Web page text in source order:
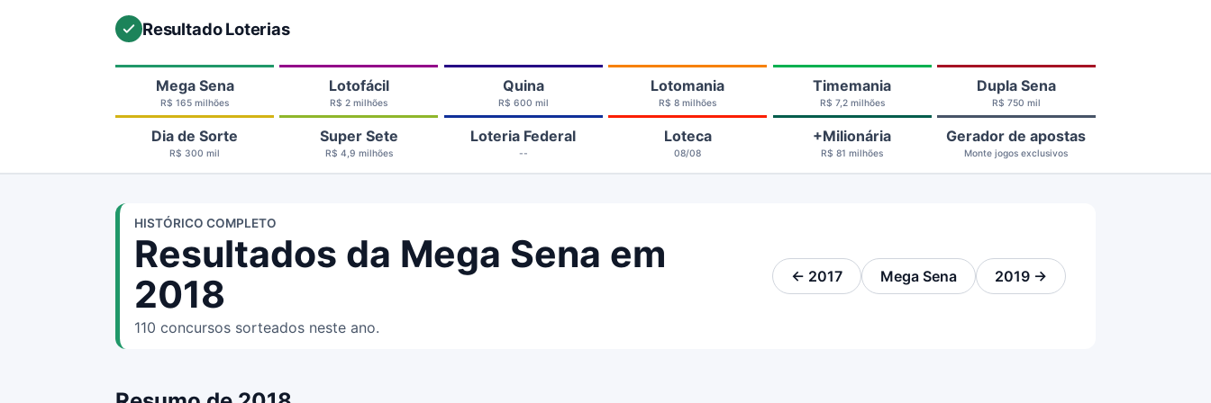
Resultado Loterias
Mega Sena
R$ 165 milhões
Lotofácil
R$ 2 milhões
Quina
R$ 600 mil
Lotomania
R$ 8 milhões
Timemania
R$ 7,2 milhões
Dupla Sena
R$ 750 mil
Dia de Sorte
R$ 300 mil
Super Sete
R$ 4,9 milhões
Loteria Federal
--
Loteca
08/08
+Milionária
R$ 81 milhões
Gerador de apostas
Monte jogos exclusivos
HISTÓRICO COMPLETO
Resultados da Mega Sena em
2018
110 concursos sorteados neste ano.
← 2017 Mega Sena 2019 →